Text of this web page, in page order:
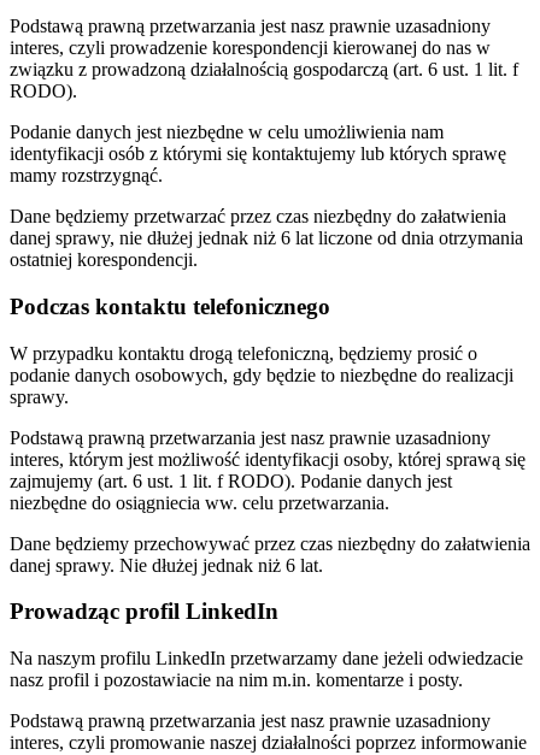
Podstawą prawną przetwarzania jest nasz prawnie uzasadniony
interes, czyli prowadzenie korespondencji kierowanej do nas w
związku z prowadzoną działalnością gospodarczą (art. 6 ust. 1 lit. f
RODO).
Podanie danych jest niezbędne w celu umożliwienia nam
identyfikacji osób z którymi się kontaktujemy lub których sprawę
mamy rozstrzygnąć.
Dane będziemy przetwarzać przez czas niezbędny do załatwienia
danej sprawy, nie dłużej jednak niż 6 lat liczone od dnia otrzymania
ostatniej korespondencji.
Podczas kontaktu telefonicznego
W przypadku kontaktu drogą telefoniczną, będziemy prosić o
podanie danych osobowych, gdy będzie to niezbędne do realizacji
sprawy.
Podstawą prawną przetwarzania jest nasz prawnie uzasadniony
interes, którym jest możliwość identyfikacji osoby, której sprawą się
zajmujemy (art. 6 ust. 1 lit. f RODO). Podanie danych jest
niezbędne do osiągniecia ww. celu przetwarzania.
Dane będziemy przechowywać przez czas niezbędny do załatwienia
danej sprawy. Nie dłużej jednak niż 6 lat.
Prowadząc profil LinkedIn
Na naszym profilu LinkedIn przetwarzamy dane jeżeli odwiedzacie
nasz profil i pozostawiacie na nim m.in. komentarze i posty.
Podstawą prawną przetwarzania jest nasz prawnie uzasadniony
interes, czyli promowanie naszej działalności poprzez informowanie